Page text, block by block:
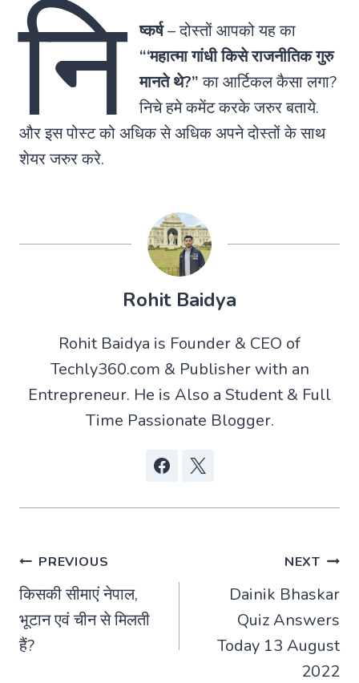
नि ष्कर्ष– दोस्तों आपको यह का
“‘महात्मा गांधी किसे राजनीतिक गुरु
मानते थे?”का आर्टिकल कैसा लगा?
निचे हमे कमेंट करके जरुर बताये.
और इस पोस्ट को अधिक से अधिक अपने दोस्तों के साथ
शेयर जरुर करे.
Rohit Baidya
Rohit Baidya is Founder & CEO of
Techly360.com & Publisher with an
Entrepreneur. He is Also a Student & Full
Time Passionate Blogger.
Post
navigation
PREVIOUS
किसकी सीमाएं नेपाल,
भूटान एवं चीन से मिलती
हैं?
NEXT
Dainik Bhaskar
Quiz Answers
Today 13 August
2022